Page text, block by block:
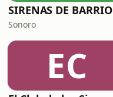
SIRENAS DE BARRIO
Sonoro
EC